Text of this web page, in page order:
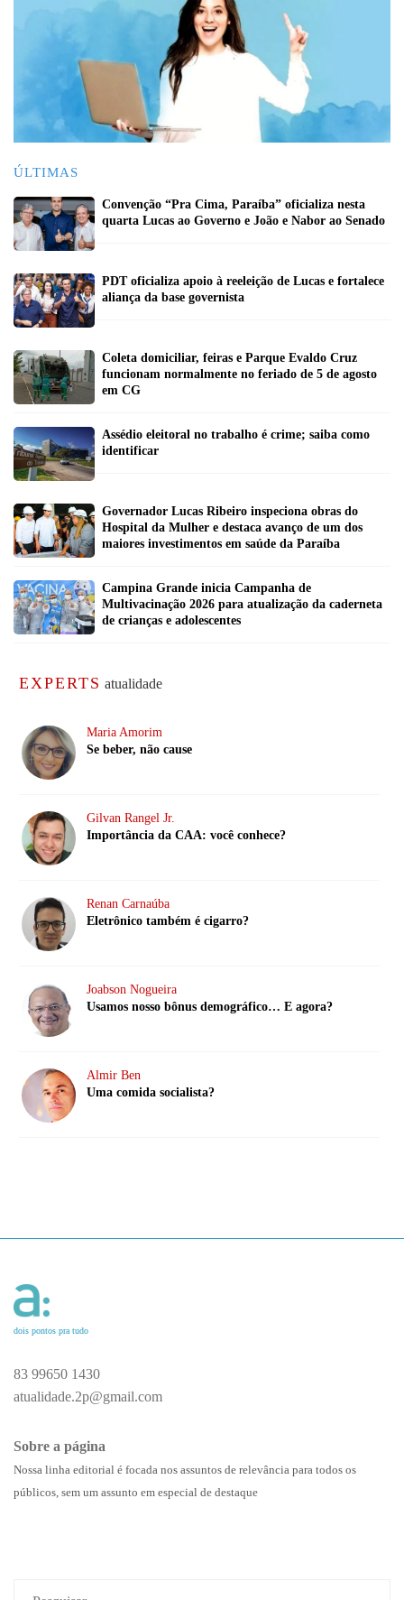
ÚLTIMAS
Convenção “Pra Cima, Paraíba” oficializa nesta
quarta Lucas ao Governo e João e Nabor ao Senado
PDT oficializa apoio à reeleição de Lucas e fortalece
aliança da base governista
Coleta domiciliar, feiras e Parque Evaldo Cruz
funcionam normalmente no feriado de 5 de agosto
em CG
Assédio eleitoral no trabalho é crime; saiba como
identificar
Governador Lucas Ribeiro inspeciona obras do
Hospital da Mulher e destaca avanço de um dos
maiores investimentos em saúde da Paraíba
Campina Grande inicia Campanha de
Multivacinação 2026 para atualização da caderneta
de crianças e adolescentes
EXPERTS atualidade
Maria Amorim
Se beber, não cause
Gilvan Rangel Jr.
Importância da CAA: você conhece?
Renan Carnaúba
Eletrônico também é cigarro?
Joabson Nogueira
Usamos nosso bônus demográfico… E agora?
Almir Ben
Uma comida socialista?
dois pontos pra tudo
83 99650 1430
atualidade.2p@gmail.com
Sobre a página
Nossa linha editorial é focada nos assuntos de relevância para todos os
públicos, sem um assunto em especial de destaque